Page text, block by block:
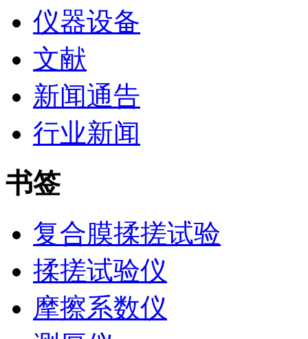
仪器设备
文献
新闻通告
行业新闻
书签
复合膜揉搓试验
揉搓试验仪
摩擦系数仪